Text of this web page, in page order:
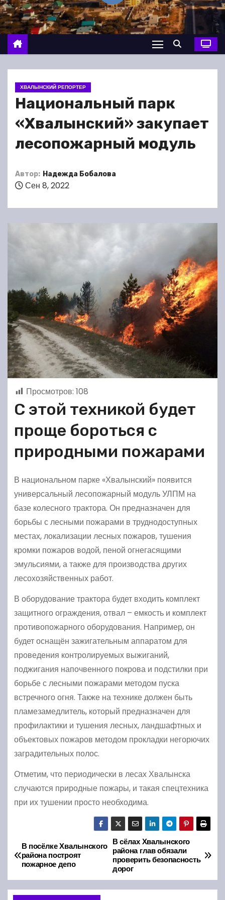
о
м
у
ХВАЛЫНСКИЙ РЕПОРТЕР
Национальный парк
«Хвалынский» закупает
лесопожарный модуль
Автор: Надежда Бобалова
Сен 8, 2022
Просмотров: 108
С этой техникой будет
проще бороться с
природными пожарами
В национальном парке «Хвалынский» появится
универсальный лесопожарный модуль УЛПМ на
базе колесного трактора. Он предназначен для
борьбы с лесными пожарами в труднодоступных
местах, локализации лесных пожаров, тушения
кромки пожаров водой, пеной огнегасящими
эмульсиями, а также для производства других
лесохозяйственных работ.
В оборудование трактора будет входить комплект
защитного ограждения, отвал – емкость и комплект
противопожарного оборудования. Например, он
будет оснащён зажигательным аппаратом для
проведения контролируемых выжиганий,
поджигания напочвенного покрова и подстилки при
борьбе с лесными пожарами методом пуска
встречного огня. Также на технике должен быть
пламезамедлитель, который предназначен для
профилактики и тушения лесных, ландшафтных и
объектовых пожаров методом прокладки негорючих
заградительных полос.
Отметим, что периодически в лесах Хвалынска
случаются природные пожары, и такая спецтехника
при их тушении просто необходима.
Н
а
в
В сёлах Хвалынского
района глав обязали
проверить безопасность
дорог
В посёлке Хвалынского
района построят
пожарное депо